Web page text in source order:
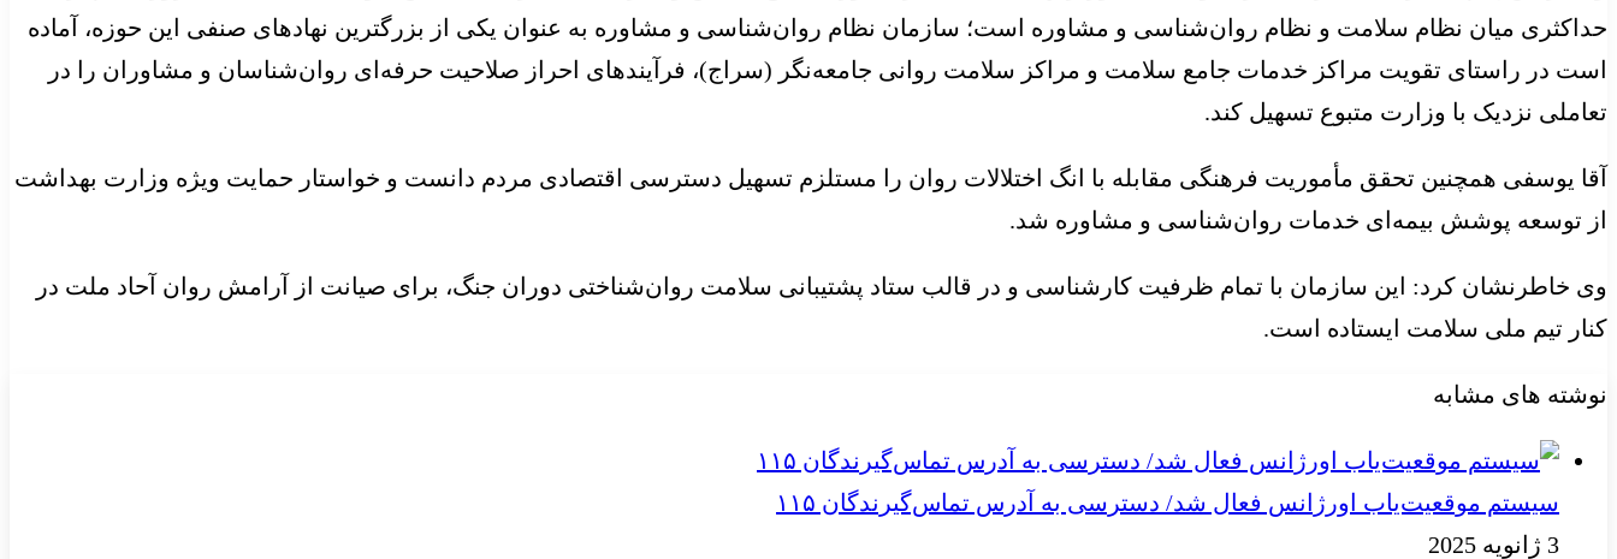
حداکثری میان نظام سلامت و نظام روان‌شناسی و مشاوره است؛ سازمان نظام روان‌شناسی و مشاوره به عنوان یکی از بزرگترین نهادهای صنفی این حوزه، آماده
است در راستای تقویت مراکز خدمات جامع سلامت و مراکز سلامت روانی جامعه‌نگر (سراج)، فرآیندهای احراز صلاحیت حرفه‌ای روان‌شناسان و مشاوران را در
تعاملی نزدیک با وزارت متبوع تسهیل کند.
آقا یوسفی همچنین تحقق مأموریت فرهنگی مقابله با انگ اختلالات روان را مستلزم تسهیل دسترسی اقتصادی مردم دانست و خواستار حمایت ویژه وزارت بهداشت
از توسعه پوشش بیمه‌ای خدمات روان‌شناسی و مشاوره شد.
وی خاطرنشان کرد: این سازمان با تمام ظرفیت کارشناسی و در قالب ستاد پشتیبانی سلامت روان‌شناختی دوران جنگ، برای صیانت از آرامش روان آحاد ملت در
کنار تیم ملی سلامت ایستاده است.
نوشته های مشابه
سیستم موقعیت‌یاب اورژانس فعال شد/ دسترسی به آدرس تماس‌گیرندگان ۱۱۵
3 ژانویه 2025